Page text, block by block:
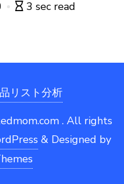
3 sec read
リスト分析
. All rights
& Designed by